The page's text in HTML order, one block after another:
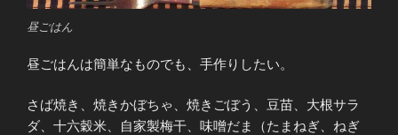
昼ごはん
昼ごはんは簡単なものでも、手作りしたい。
さば焼き、焼きかぼちゃ、焼きごぼう、豆苗、大根サラ
ダ、十六穀米、自家製梅干、味噌だま（たまねぎ、ねぎ